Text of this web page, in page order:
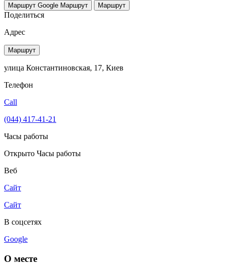
Маршрут Google Маршрут Маршрут
Поделиться
Адрес
Маршрут
улица Константиновская, 17, Киев
Телефон
Call
(044) 417-41-21
Часы работы
Открыто Часы работы
Веб
Сайт
Сайт
В соцсетях
Google
О месте